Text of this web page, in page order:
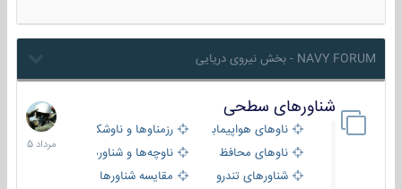
NAVY FORUM - بخش نیروی دریایی
شناورهای سطحی
ناوهای هواپیمابر و بالگرد بررزمناوها و ناوشکن‌ها
ناوهای محافظ
ناوچه‌ها و شناورهای گشتی
شناورهای تندرو
مقایسه شناورها
2
مرداد
1405